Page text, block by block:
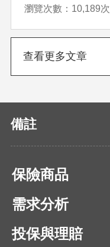
瀏覽次數：10,189次
查看更多文章
備註
保險商品
需求分析
投保與理賠